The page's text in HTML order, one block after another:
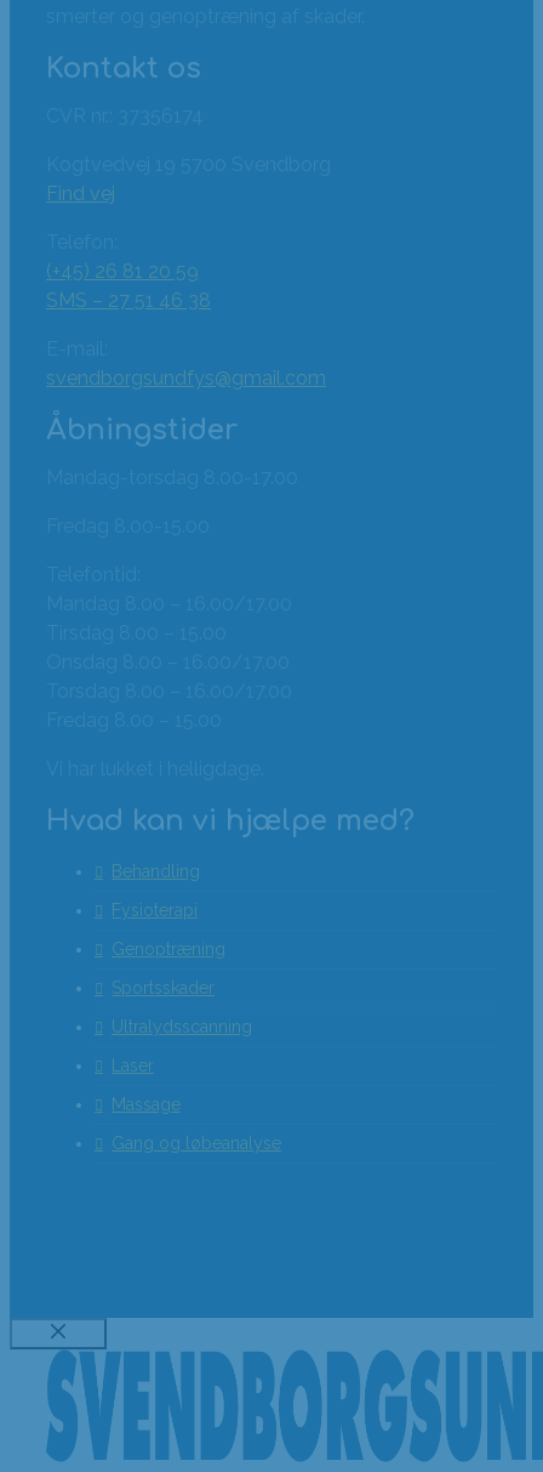
smerter og genoptræning af skader.
Kontakt os
CVR nr.: 37356174
Kogtvedvej 19 5700 Svendborg
Find vej
Telefon:
(+45) 26 81 20 59
SMS – 27 51 46 38
E-mail:
svendborgsundfys@gmail.com
Åbningstider
Mandag-torsdag 8.00-17.00
Fredag 8.00-15.00
Telefontid:
Mandag 8.00 – 16.00/17.00
Tirsdag 8.00 – 15.00
Onsdag 8.00 – 16.00/17.00
Torsdag 8.00 – 16.00/17.00
Fredag 8.00 – 15.00
Vi har lukket i helligdage.
Hvad kan vi hjælpe med?
Behandling
Fysioterapi
Genoptræning
Sportsskader
Ultralydsscanning
Laser
Massage
Gang og løbeanalyse
Luk